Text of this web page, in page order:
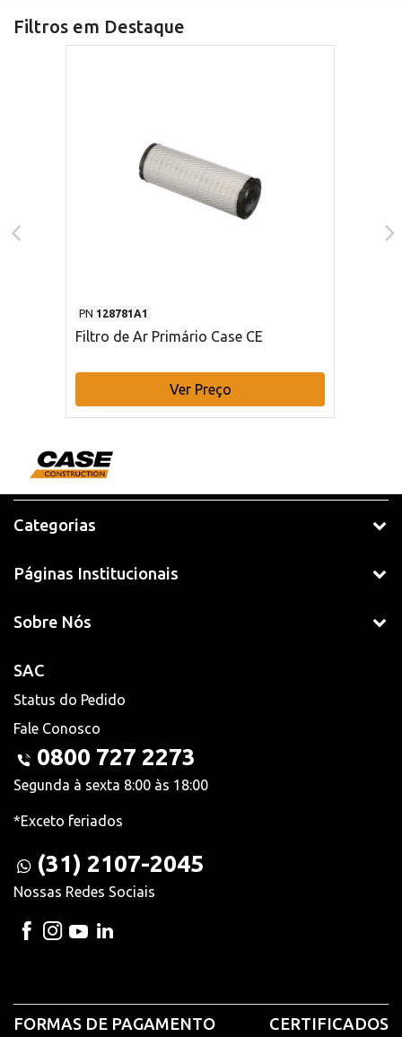
Filtros em Destaque
PN 128781A1
Filtro de Ar Primário Case CE
Ver Preço
Categorias
Páginas Institucionais
Sobre Nós
SAC
Status do Pedido
Fale Conosco
0800 727 2273
Segunda à sexta 8:00 às 18:00
*Exceto feriados
(31) 2107-2045
Nossas Redes Sociais
FORMAS DE PAGAMENTO CERTIFICADOS